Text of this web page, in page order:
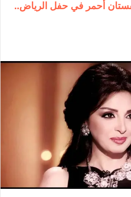
أحمر في حفل الرياض..